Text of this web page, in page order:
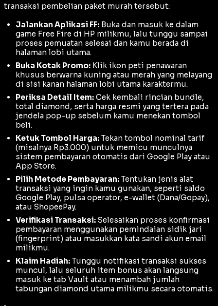
transaksi pembelian paket murah tersebut:
Jalankan Aplikasi FF: Buka dan masuk ke dalam
game Free Fire di HP milikmu, lalu tunggu sampai
proses pemuatan selesai dan kamu berada di
halaman lobi utama.
Buka Kotak Promo: Klik ikon peti penawaran
khusus berwarna kuning atau merah yang melayang
di sisi kanan halaman lobi utama karaktermu.
Periksa Detail Item: Cek kembali rincian bundle,
total diamond, serta harga resmi yang tertera pada
jendela pop-up sebelum kamu menekan tombol
beli.
Ketuk Tombol Harga: Tekan tombol nominal tarif
(misalnya Rp3.000) untuk memicu munculnya
sistem pembayaran otomatis dari Google Play atau
App Store.
Pilih Metode Pembayaran: Tentukan jenis alat
transaksi yang ingin kamu gunakan, seperti saldo
Google Play, pulsa operator, e-wallet (Dana/Gopay),
atau ShopeePay.
Verifikasi Transaksi: Selesaikan proses konfirmasi
pembayaran menggunakan pemindaian sidik jari
(fingerprint) atau masukkan kata sandi akun email
milikmu.
Klaim Hadiah: Tunggu notifikasi transaksi sukses
muncul, lalu seluruh item bonus akan langsung
masuk ke tab Vault atau menambah jumlah
tabungan diamond utama milikmu secara otomatis.